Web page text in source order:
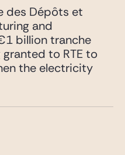
des Dépôts et
and
billion tranche
to RTE to
the electricity